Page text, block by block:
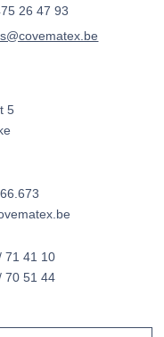
26 47 93
5
71 41 10
70 51 44